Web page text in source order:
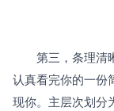
第三，条理清晰
认真看完你的一份
现你。主层次划分